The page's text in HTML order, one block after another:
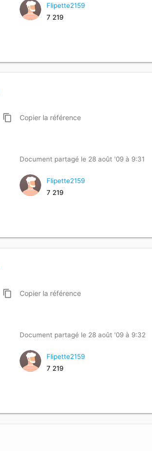
Flipette2159
7 219
content_copy Copierla référence
Document partagé le 28 août '09 à 9:31
Flipette2159
7 219
content_copy Copierla référence
Document partagé le 28 août '09 à 9:32
Flipette2159
7 219